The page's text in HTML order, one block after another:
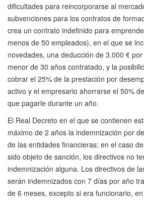
dificultades para reincorporarse al
subvenciones para los contratos de
crea un contrato indefinido para
menos de 50 empleados), en el que se
novedades, una deducción de 3.000 €
menor de 30 años contratado, y la
cobrar el 25% de la prestación por
activo y el empresario ahorrarse el 50%
que pagarle durante un año.
El Real Decreto en el que se contienen
máximo de 2 años la indemnización por
de las entidades financieras; en el caso
sido objeto de sanción, los directivos no
indemnización alguna. Los directivos de
serán indemnizados con 7 días por año
de 6 meses, excepto si era funcionario,